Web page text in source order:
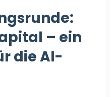
– ein
die AI-